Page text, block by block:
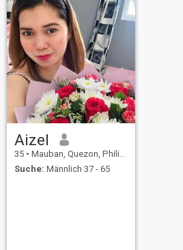
Aizel
35 • Mauban, Quezon, Philippinen
Suche: Männlich 37 - 65